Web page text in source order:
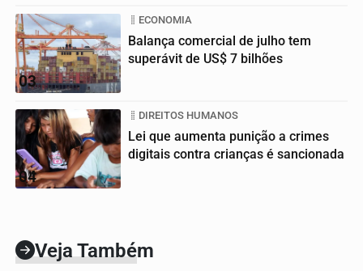
03
ECONOMIA
Balança comercial de julho tem
superávit de US$ 7 bilhões
04
DIREITOS HUMANOS
Lei que aumenta punição a crimes
digitais contra crianças é sancionada
Veja Também